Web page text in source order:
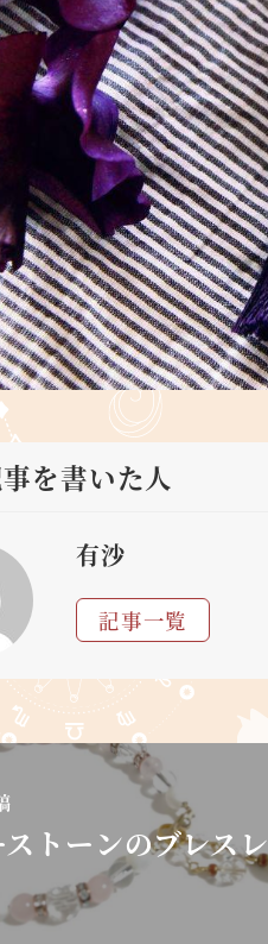
を書いた人
有沙
記事一覧
トーンのブレスレ